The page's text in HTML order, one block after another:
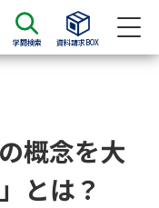
学問検索 資料請求BOX
概念を大
とは？